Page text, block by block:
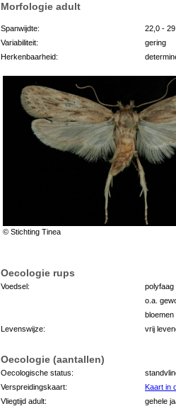
Morfologie adult
Spanwijdte:
22,0 -
Variabiliteit:
gering
Herkenbaarheid:
© Stichting Tinea
Oecologie rups
Voedsel:
polyfaag
o.a.
bloemen
Levenswijze:
vrij
Oecologie (aantallen)
Oecologische status:
Verspreidingskaart:
Kaart in
Vliegtijd adult:
gehele